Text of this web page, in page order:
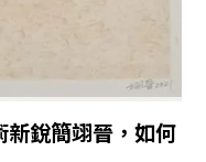
銳簡翊晉，如何